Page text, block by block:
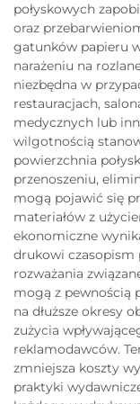
połyskowych
oraz
gatunków papieru
narażeniu na
niezbędna w
restauracjach,
medycznych lub
wilgotnością
powierzchnia
przenoszeniu,
mogą pojawić się
materiałów z
ekonomiczne
drukowi czasopism
rozważania
mogą z pewnością
na dłuższe okresy
zużycia
reklamodawców.
zmniejsza koszty
praktyki